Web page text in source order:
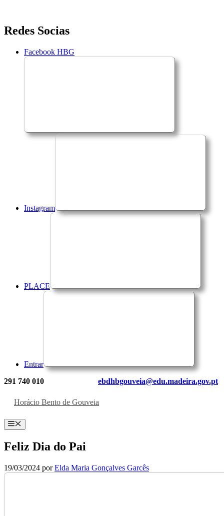
Saltar
para
conteúdo
Redes Socias
Facebook HBG
Instagram
PLACE
Entrar
291 740 010 ebdhbgouveia@edu.madeira.gov.pt
Horácio Bento de Gouveia
Menu
Feliz Dia do Pai
19/03/2024 porElda Maria Gonçalves Garcês